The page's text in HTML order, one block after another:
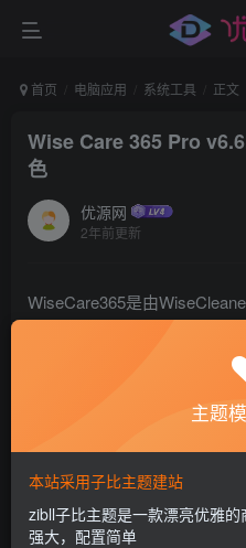
首页 电脑应用 系统工具 正文
Wise Care 365 Pro
色
优源网
2年前更新
WiseCare365是由
配置以及解决电脑故障的适
免费软件。其实
有优化工具整合在一起，并
主题
本站采用子比主题建站
zibll子比主题是一款漂亮优雅
强大，配置简单